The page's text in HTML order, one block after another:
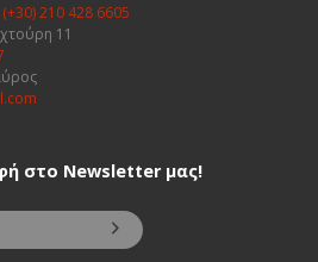
(+30) 210 428 6605
11
στο Newsletter μας!